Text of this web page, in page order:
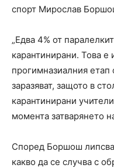
спорт Мирослав
„Едва 4% от
карантинирани. Това
прогимназиалния етап
заразяват, защото в
карантинирани
момента затварянето
Според Боршош липсва
какво да се случва с